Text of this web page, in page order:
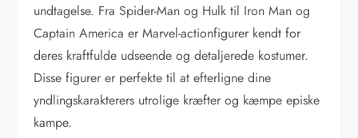
undtagelse. Fra Spider-Man og Hulk til Iron Man og
Captain America er Marvel-actionfigurer kendt for
deres kraftfulde udseende og detaljerede kostumer.
Disse figurer er perfekte til at efterligne dine
yndlingskarakterers utrolige kræfter og kæmpe episke
kampe.